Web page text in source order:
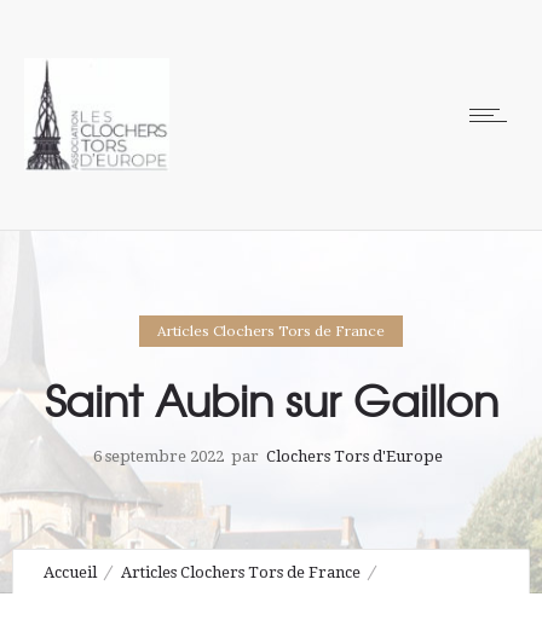
Articles Clochers Tors de France
Saint Aubin sur Gaillon
6 septembre 2022 par Clochers Tors d'Europe
Accueil Articles Clochers Tors de France